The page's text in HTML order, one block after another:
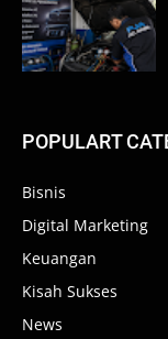
POPULART
Bisnis
Digital Marketing
Keuangan
Kisah Sukses
News